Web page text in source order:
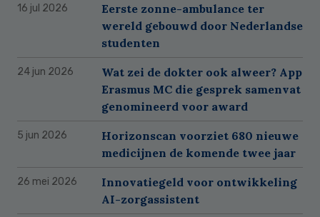
16 jul 2026
Eerste zonne-ambulance ter
wereld gebouwd door Nederlandse
studenten
24 jun 2026
Wat zei de dokter ook alweer? App
Erasmus MC die gesprek samenvat
genomineerd voor award
5 jun 2026
Horizonscan voorziet 680 nieuwe
medicijnen de komende twee jaar
26 mei 2026
Innovatiegeld voor ontwikkeling
AI-zorgassistent